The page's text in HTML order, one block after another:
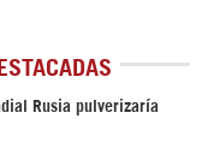
Rusia pulverizaría